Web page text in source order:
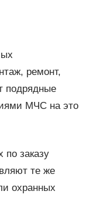
ремонт,
подрядные
МЧС на это
заказу
те же
охранных